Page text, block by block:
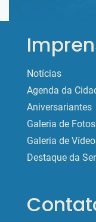
Notícias
Agenda da
Aniversariantes
Galeria de Fotos
Galeria de
Destaque da